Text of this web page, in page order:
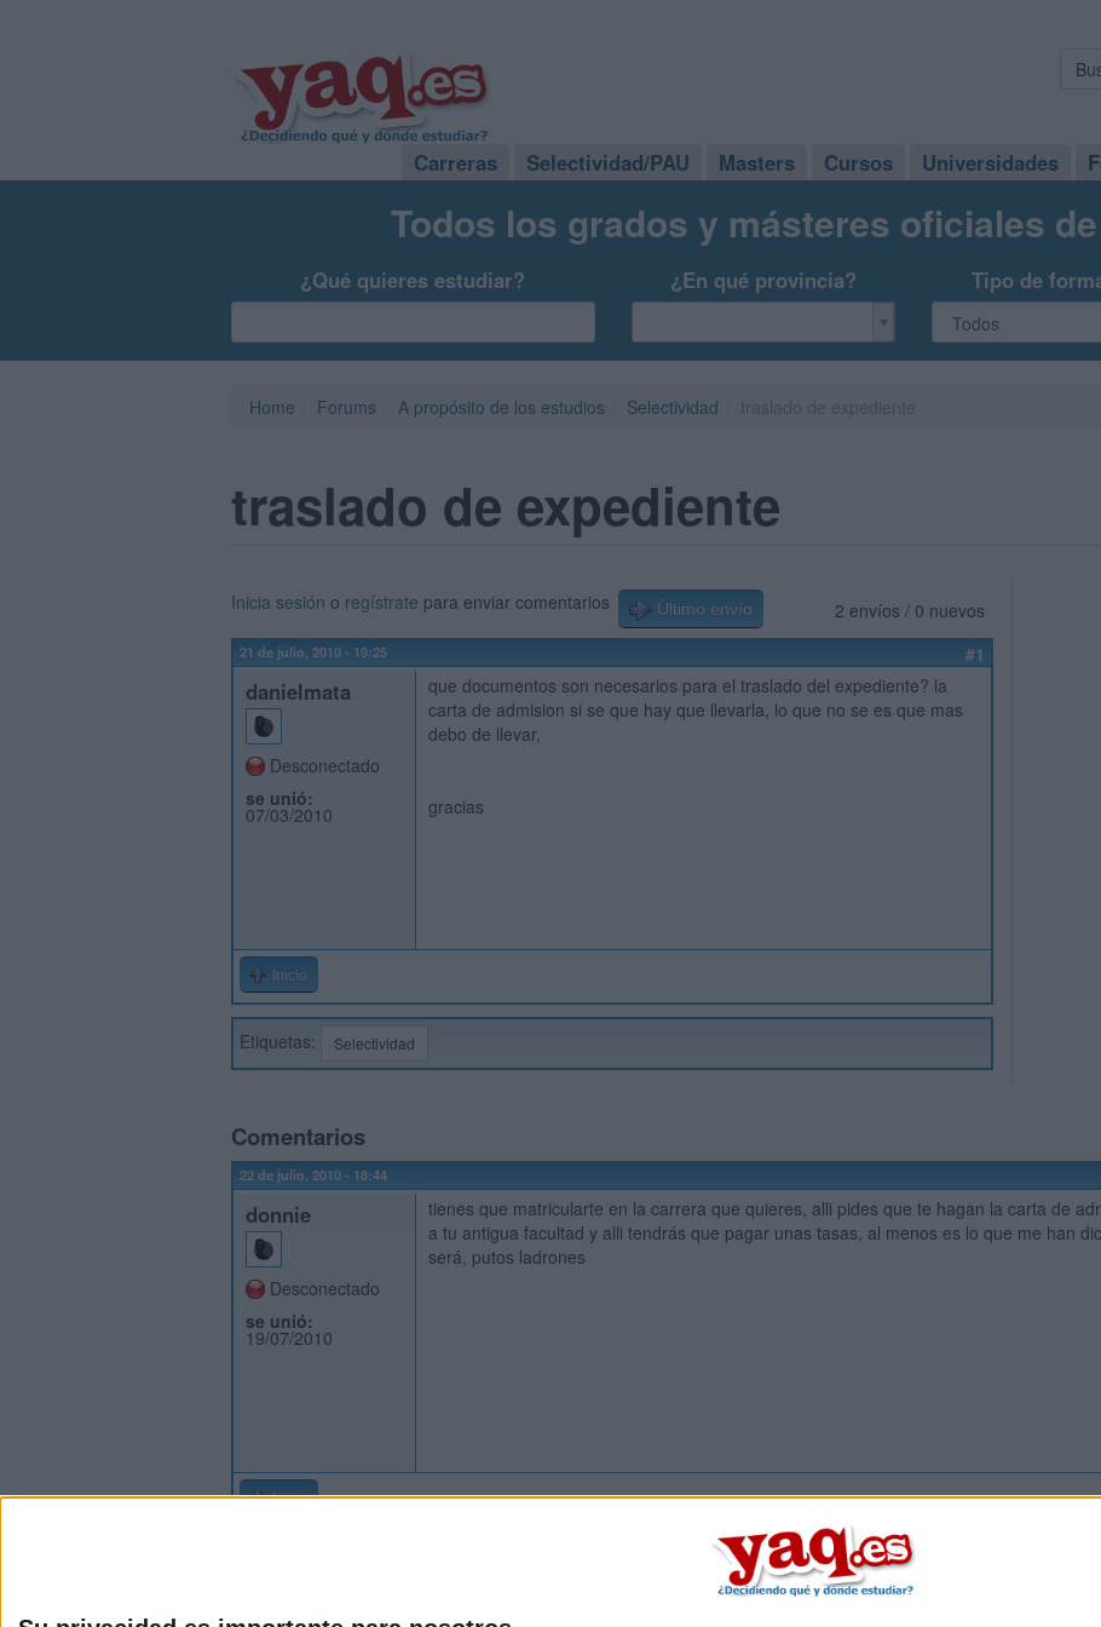
Carreras Selectividad/PAU Masters Cursos Universidades
Todos los grados y másteres oficiales
¿Qué quieres estudiar? ¿En qué provincia? Tipo de
Home Forums A propósito de los estudios Selectividad
traslado de expediente
2 envíos / 0 nuevos
Inicia sesión o regístrate para enviar comentarios Último envío
21 de julio, 2010 - 19:25 #1
danielmata
Desconectado
se unió:
07/03/2010
que documentos son necesarios para el traslado del expediente? la
carta de admision si se que hay que llevarla, lo que no se es que mas
debo de llevar,
gracias
Inicio
Etiquetas: Selectividad
Comentarios
22 de julio, 2010 - 18:44
donnie
Desconectado
se unió:
19/07/2010
tienes que matricularte en la carrera que quieres, alli pides que te hagan la carta de
a tu antigua facultad y alli tendrás que pagar unas tasas, al menos es lo que me han
será, putos ladrones
Inicio Inicia sesión